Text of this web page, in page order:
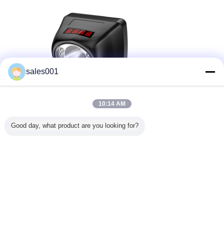
sales001
10:14 AM
Good day, what product are you looking for?